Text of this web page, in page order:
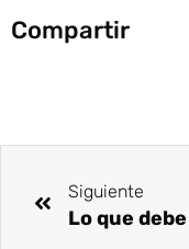
Compartir
Siguiente